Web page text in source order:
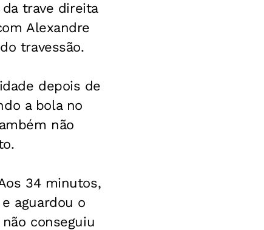
trave direita
Alexandre
travessão.
depois de
a bola no
não
34 minutos,
aguardou o
conseguiu